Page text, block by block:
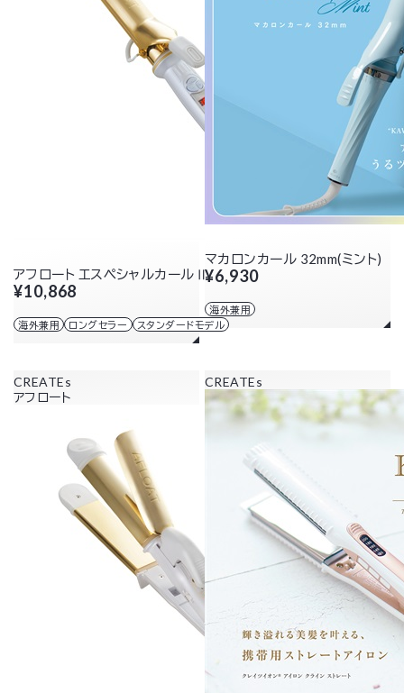
アフロート エスペシャルカールⅡ 32mm
¥10,868
海外兼用 ロングセラー スタンダードモデル
マカロンカール 32mm(ミント)
¥6,930
海外兼用
CREATEs
アフロート
CREATEs